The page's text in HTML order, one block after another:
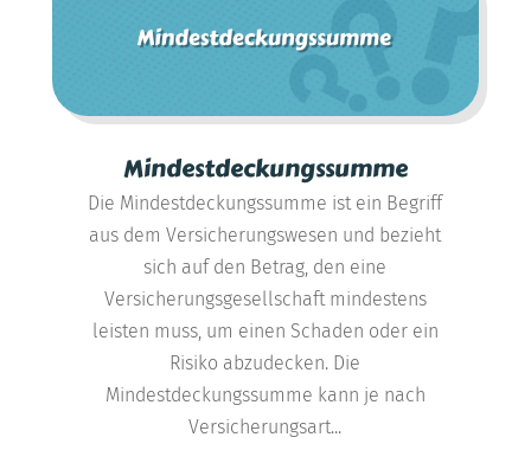
Mindestdeckungssumme
Die Mindestdeckungssumme ist ein Begriff
aus dem Versicherungswesen und bezieht
sich auf den Betrag, den eine
Versicherungsgesellschaft mindestens
leisten muss, um einen Schaden oder ein
Risiko abzudecken. Die
Mindestdeckungssumme kann je nach
Versicherungsart...